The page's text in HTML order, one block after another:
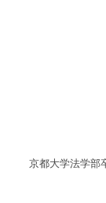
京都大学法学部